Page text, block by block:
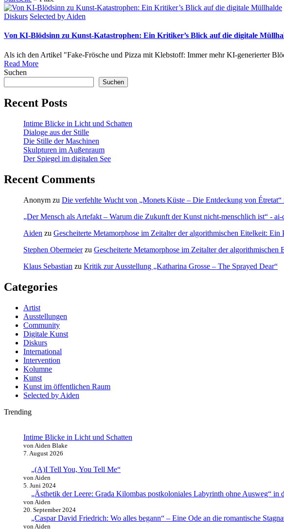
Posted
Diskurs Selected by Aiden
Von KI-Blödsinn zu Kunst-Katastrophen: Ein Kritiker’s Blick auf die digitale
Als ich den Artikel "Fake-Frösche und Pizza mit Klebstoff: Immer mehr KI-generierter
Read More
Suchen
Suchen
Recent Posts
Intime Blicke in Licht und Schatten
Dialoge aus der Stille
Die Stille der Maschinen
Skulpturen im Außenraum
Der Spiegel im digitalen See
Recent Comments
Anonym zu Die verfehlte Wucht von „Monets Küste – Die Entdeckung von Étretat“
„Der Mensch als Artefakt – Warum die Zukunft der Kunst nicht-menschlich ist“ -
Aiden zu Gescheiterte Metamorphose im Zeitalter der algorithmischen Eitelkeit: Ein
Stephen Obermeierzu Gescheiterte Metamorphose im Zeitalter der
Klaus Sebastian zu Kritik zur Ausstellung „Katharina Grosse – The Sprayed Dear“
Categories
Artist
Ausstellungen
Community
Digitale Kunst
Diskurs
International
Intervention
Kolumne
Kunst
Kunst im öffentlichen Raum
Selected by Aiden
Trending
Intime Blicke in Licht und Schatten
von Aiden Blake
7. August 2026
„(A)I Tell You, You Tell Me“
von Aiden
5. Juni 2024
„Ästhetik der Leere: Grada Kilombas postkoloniales Labyrinth ohne Ausweg“ in
von Aiden
20. September 2024
„Caspar David Friedrich: Wo alles begann“ – Eine Ode an die romantische
von Aiden